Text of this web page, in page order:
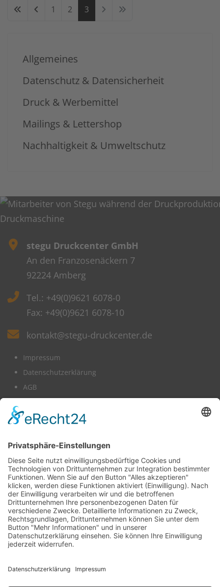
1 2 3
Allgemeines
Datenschutz & Datensicherheit
Druck & Werbemittel
Mailings & Lettershop
Nachhaltigkeit & Umweltschutz
stegu Druckcenter GmbH
An den Franzosenäckern 7
92224 Amberg
Tel.: +49(0)9621 6078-0
Fax: +49(0)9621 6078-10
kontakt@stegu-druckcenter.de
Impressum
Datenschutzerklärung
AGB
Erklärung zur Barrierefreiheit
Wir benötigen Ihre Zustimmung,
um den -Service zu laden!
Dieser Inhalt darf aufgrund von Trackern, die
Besuchern nicht offengelegt werden, nicht
geladen werden. Der Besitzer der Website muss